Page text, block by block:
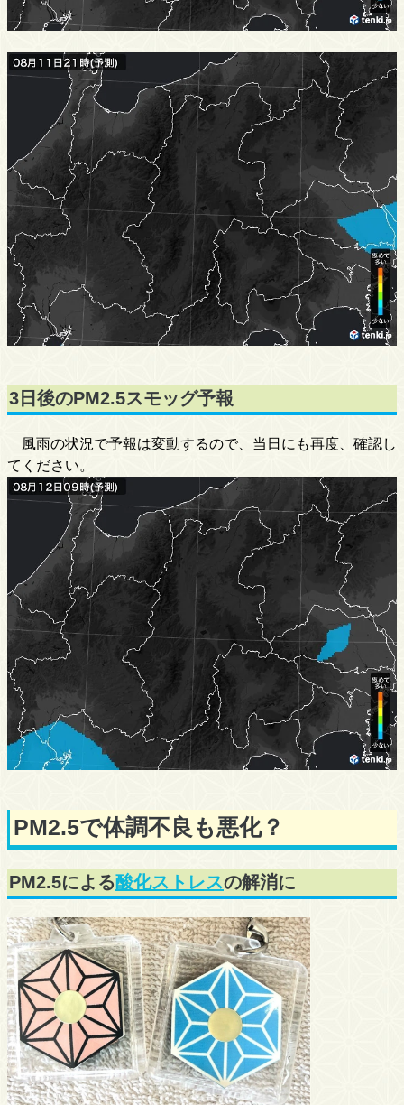
3日後のPM2.5スモッグ予報
風雨の状況で予報は変動するので、当日にも再度、確認し
てください。
PM2.5で体調不良も悪化？
PM2.5による酸化ストレスの解消に